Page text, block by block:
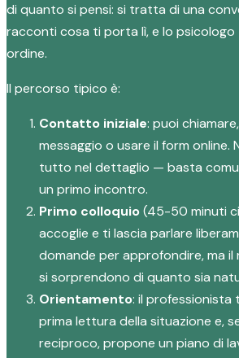
di quanto si pensi: si tratta di una
racconti cosa ti porta lì, e lo psicologo
ordine.
Il percorso tipico è:
Contatto iniziale: puoi
messaggio o usare il form online.
tutto nel dettaglio — basta
un primo incontro.
Primo colloquio(45-50 minuti
accoglie e ti lascia parlare
domande per approfondire, ma il
si sorprendono di quanto sia
Orientamento: il professionista
prima lettura della situazione e,
reciproco, propone un piano di